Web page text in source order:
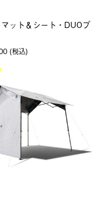
ット＆シート・DUOプ
(税込)